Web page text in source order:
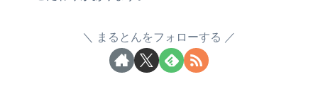
まるとんをフォローする